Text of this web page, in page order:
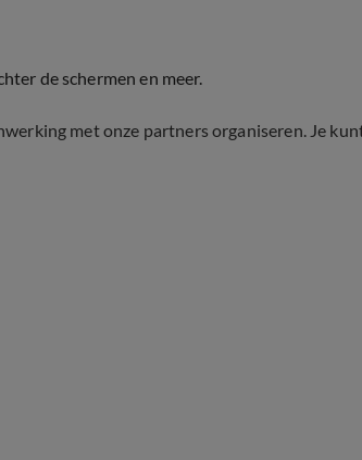
de schermen en meer.
met onze partners organiseren. Je